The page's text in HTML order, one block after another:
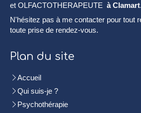
et OLFACTOTHERAPEUTE à Clamart.
N'hésitez pas à me contacter pour tout
toute prise de rendez-vous.
Plan du site
Accueil
Qui suis-je ?
Psychothérapie